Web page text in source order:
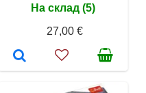
На склад (5)
27,00 €